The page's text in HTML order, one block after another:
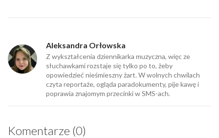
Aleksandra Orłowska
Z wykształcenia dziennikarka muzyczna, więc ze
słuchawkami rozstaje się tylko po to, żeby
opowiedzieć nieśmieszny żart. W wolnych chwilach
czyta reportaże, ogląda paradokumenty, pije kawę i
poprawia znajomym przecinki w SMS-ach.
Komentarze (0)